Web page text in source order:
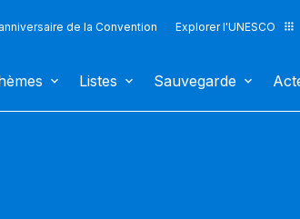
de la Convention Explorer l'UNESCO
Listes Sauvegarde